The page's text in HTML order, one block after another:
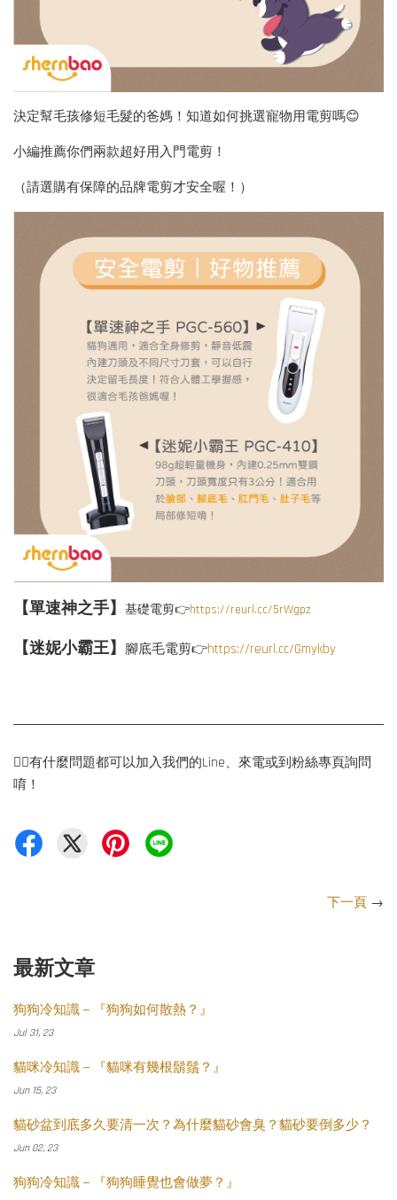
決定幫毛孩修短毛髮的爸媽！知道如何挑選寵物用電剪嗎😊
小編推薦你們兩款超好用入門電剪！
（請選購有保障的品牌電剪才安全喔！）
【單速神之手】 基礎電剪👉https://reurl.cc/5rWgpz
【迷妮小霸王】 腳底毛電剪👉https://reurl.cc/Gmykby
💁‍♀️有什麼問題都可以加入我們的Line、來電或到粉絲專頁詢問
唷！
下一頁 →
最新文章
狗狗冷知識－『狗狗如何散熱？』
Jul 31, 23
貓咪冷知識－『貓咪有幾根鬍鬚？』
Jun 15, 23
貓砂盆到底多久要清一次？為什麼貓砂會臭？貓砂要倒多少？
Jun 02, 23
狗狗冷知識－『狗狗睡覺也會做夢？』